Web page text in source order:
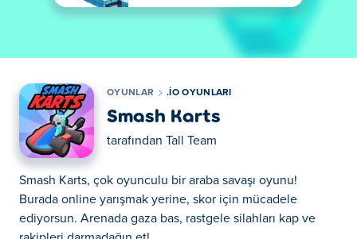
OYUNLAR .IO OYUNLARI
Smash Karts
tarafından Tall Team
Smash Karts, çok oyunculu bir araba savaşı oyunu!
Burada online yarışmak yerine, skor için mücadele
ediyorsun. Arenada gaza bas, rastgele silahları kap ve